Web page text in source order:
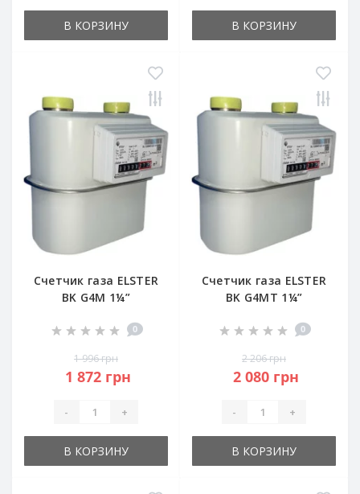
В КОРЗИНУ В КОРЗИНУ
Счетчик газа ELSTER
BK G4M 1¼”
0
1 996 грн
1 872 грн
- +
В КОРЗИНУ
Счетчик газа ELSTER
BK G4MT 1¼”
0
2 206 грн
2 080 грн
- +
В КОРЗИНУ